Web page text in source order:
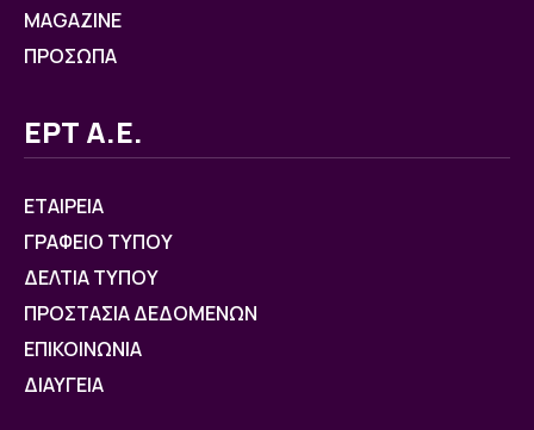
MAGAZINE
ΠΡΟΣΩΠΑ
ΕΡΤ Α.Ε.
ΕΤΑΙΡΕΙΑ
ΓΡΑΦΕΙΟ ΤΥΠΟΥ
ΔΕΛΤΙΑ ΤΥΠΟΥ
ΠΡΟΣΤΑΣΙΑ ΔΕΔΟΜΕΝΩΝ
ΕΠΙΚΟΙΝΩΝΙΑ
ΔΙΑΥΓΕΙΑ